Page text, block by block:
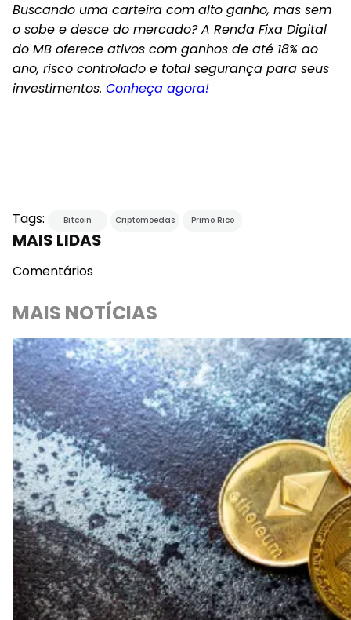
Buscando uma carteira com alto ganho, mas sem
o sobe e desce do mercado? A Renda Fixa Digital
do MB oferece ativos com ganhos de até 18% ao
ano, risco controlado e total segurança para seus
investimentos. Conheça agora!
Tags: Bitcoin Criptomoedas Primo Rico
MAIS LIDAS
Comentários
MAIS NOTÍCIAS